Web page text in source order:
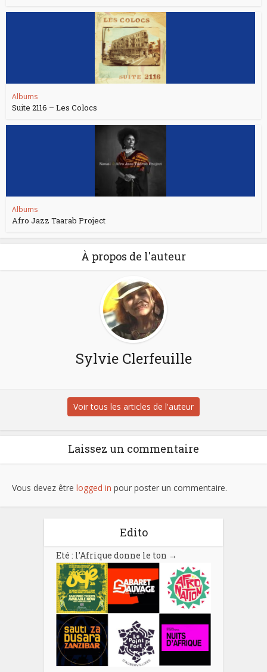
Albums
Suite 2116 – Les Colocs
Albums
Afro Jazz Taarab Project
À propos de l'auteur
Sylvie Clerfeuille
Voir tous les articles de l'auteur
Laissez un commentaire
Vous devez être logged in pour poster un commentaire.
Edito
Eté : l’Afrique donne le ton →